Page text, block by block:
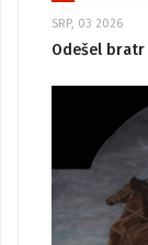
SRP, 03 2026
Odešel